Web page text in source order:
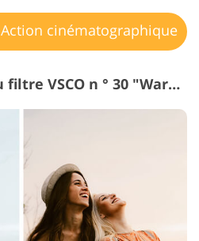
Action cinématographique
Action Photoshop du filtre VSCO n ° 30 "Warm Toning"